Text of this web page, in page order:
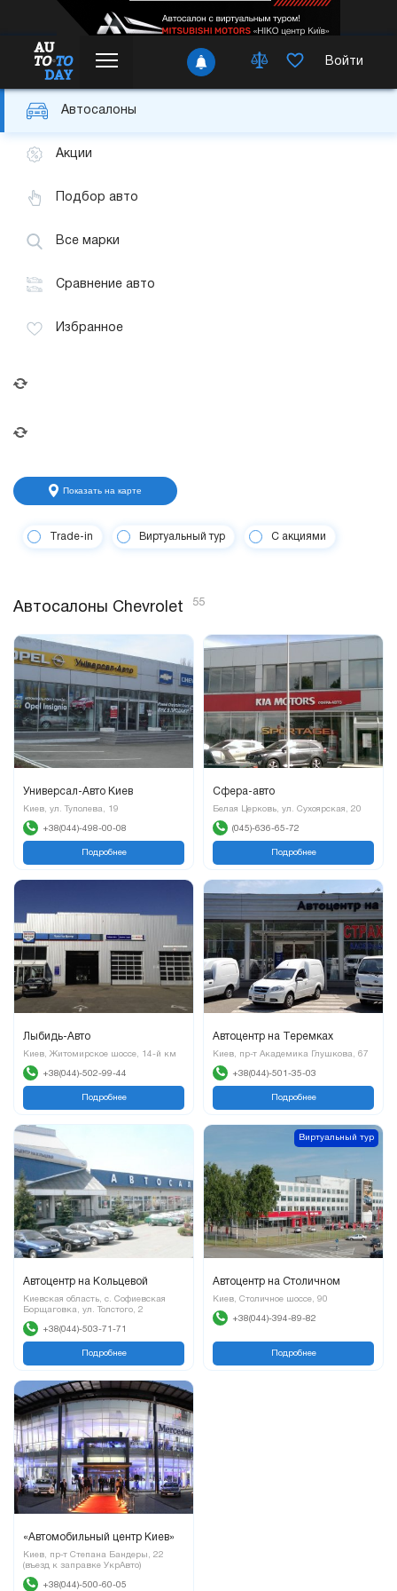
Войти
Автосалоны
Акции
Подбор авто
Все марки
Сравнение авто
Избранное
Показать на карте
Trade-in Виртуальный тур С акциями
Автосалоны Chevrolet 55
Универсал-Авто Киев
Киев, ул. Туполева, 19
+38(044)-498-00-08
Подробнее
Сфера-авто
Белая Церковь, ул. Сухоярская, 20
(045)-636-65-72
Подробнее
Лыбидь-Авто
Киев, Житомирское шоссе, 14-й км
+38(044)-502-99-44
Подробнее
Автоцентр на Теремках
Киев, пр-т Академика Глушкова, 67
+38(044)-501-35-03
Подробнее
Автоцентр на Кольцевой
Киевская область, с. Софиевская
Борщаговка, ул. Толстого, 2
+38(044)-503-71-71
Подробнее
Виртуальный тур
Автоцентр на Столичном
Киев, Столичное шоссе, 90
+38(044)-394-89-82
Подробнее
«Автомобильный центр Киев»
Киев, пр-т Степана Бандеры, 22
(въезд к заправке УкрАвто)
+38(044)-500-60-05